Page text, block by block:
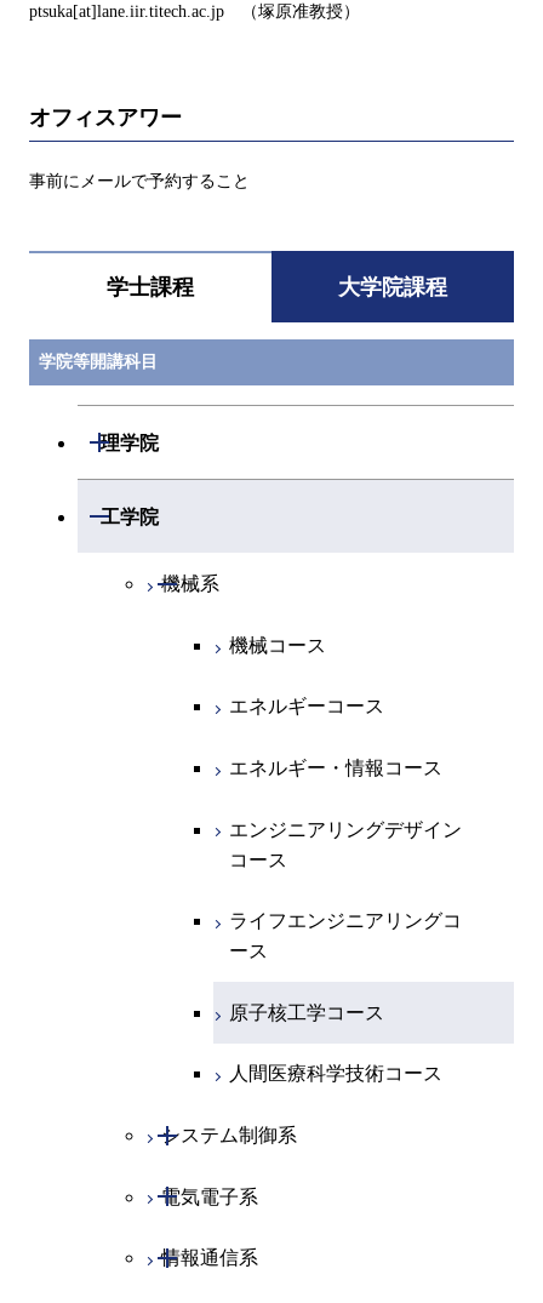
ptsuka[at]lane.iir.titech.ac.jp （塚原准教授）
オフィスアワー
事前にメールで予約すること
学士課程 大学院課程
学院等開講科目
理学院
開閉
物理学系
物理学コース
物質・情報卓越コース
化学コース
エネルギーコース
エネルギー・情報コース
地球惑星科学系
地球惑星科学コース
工学院
開閉
機械系
開閉
機械コース
エネルギーコース
エネルギー・情報コース
エンジニアリングデザイン
コース
ライフエンジニアリングコ
ース
原子核工学コース
人間医療科学技術コース
システム制御系
開閉
システム制御コース
エンジニアリングデザイン
電気電子系
開閉
電気電子コース
情報通信系
開閉